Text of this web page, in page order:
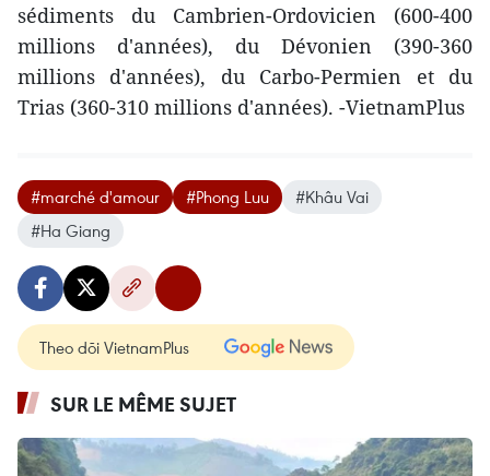
sédiments du Cambrien-Ordovicien (600-400
millions d'années), du Dévonien (390-360
millions d'années), du Carbo-Permien et du
Trias (360-310 millions d'années). -VietnamPlus
#marché d'amour #Phong Luu
#Khâu Vai
#Ha Giang
Theo dõi VietnamPlus
SUR LE MÊME SUJET